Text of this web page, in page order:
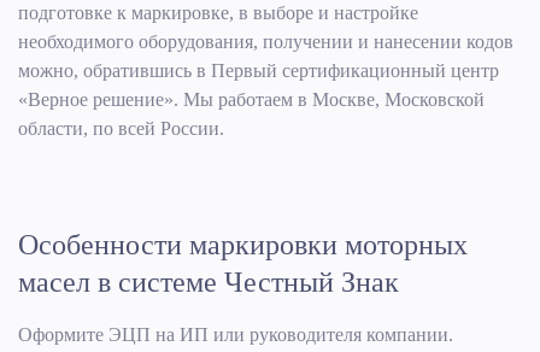
подготовке к маркировке, в выборе и настройке
необходимого оборудования, получении и нанесении кодов
можно, обратившись в Первый сертификационный центр
«Верное решение». Мы работаем в Москве, Московской
области, по всей России.
Особенности маркировки моторных
масел в системе Честный Знак
Оформите ЭЦП на ИП или руководителя компании.